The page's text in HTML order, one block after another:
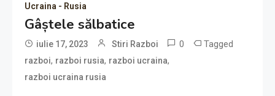
Ucraina - Rusia
Gâștele sălbatice
iulie 17, 2023 Stiri Razboi 0 Tagged
razboi, razboi rusia, razboi ucraina,
razboi ucraina rusia